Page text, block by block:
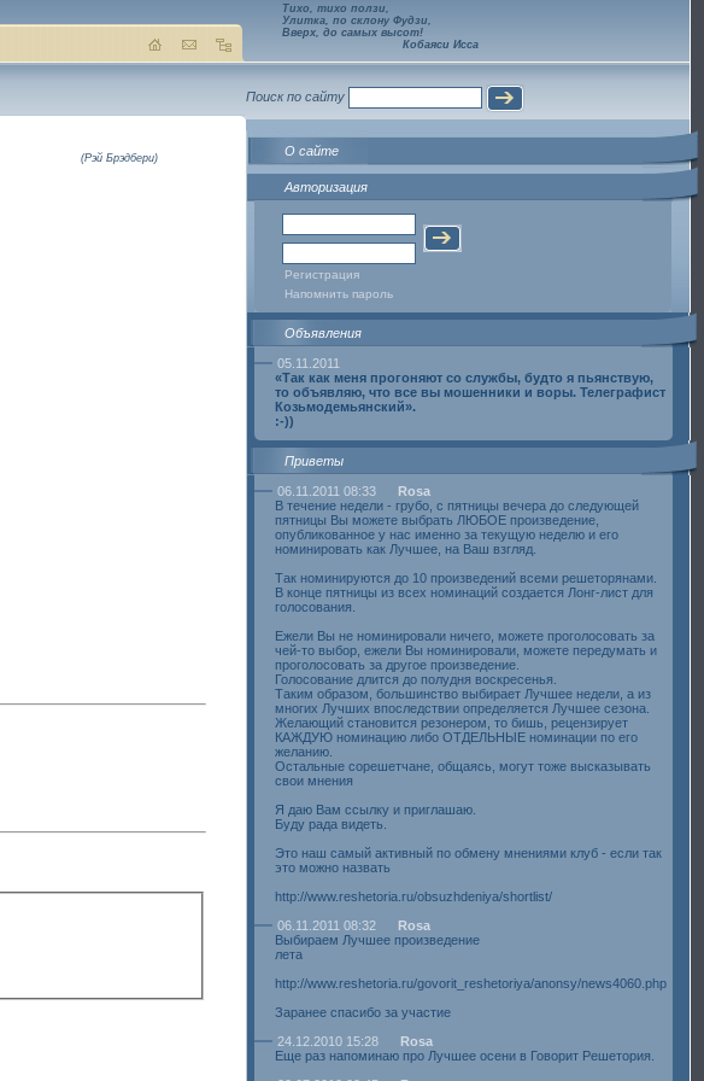
(Рэй Брэдбери)
Тихо, тихо ползи,
Улитка, по склону Фудзи,
Вверх, до самых высот!
Кобаяси Исса
Поиск по сайту
О сайте
Авторизация
Регистрация
Напомнить пароль
Объявления
05.11.2011
«Так как меня прогоняют со службы, будто я пьянствую,
то объявляю, что все вы мошенники и воры. Телеграфист
Козьмодемьянский».
:-))
Приветы
06.11.2011 08:33
Rosa
В течение недели - грубо, с пятницы вечера до следующей
пятницы Вы можете выбрать ЛЮБОЕ произведение,
опубликованное у нас именно за текущую неделю и его
номинировать как Лучшее, на Ваш взгляд.
Так номинируются до 10 произведений всеми решеторянами.
В конце пятницы из всех номинаций создается Лонг-лист для
голосования.
Ежели Вы не номинировали ничего, можете проголосовать за
чей-то выбор, ежели Вы номинировали, можете передумать и
проголосовать за другое произведение.
Голосование длится до полудня воскресенья.
Таким образом, большинство выбирает Лучшее недели, а из
многих Лучших впоследствии определяется Лучшее сезона.
Желающий становится резонером, то бишь, рецензирует
КАЖДУЮ номинацию либо ОТДЕЛЬНЫЕ номинации по его
желанию.
Остальные сорешетчане, общаясь, могут тоже высказывать
свои мнения
Я даю Вам ссылку и приглашаю.
Буду рада видеть.
Это наш самый активный по обмену мнениями клуб - если так
это можно назвать
http://www.reshetoria.ru/obsuzhdeniya/shortlist/
06.11.2011 08:32
Rosa
Выбираем Лучшее произведение
лета
http://www.reshetoria.ru/govorit_reshetoriya/anonsy/news4060.php
Заранее спасибо за участие
24.12.2010 15:28
Rosa
Еще раз напоминаю про Лучшее осени в Говорит Решетория.